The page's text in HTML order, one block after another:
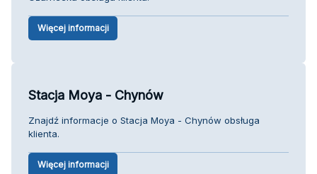
Więcej informacji
Stacja Moya - Chynów
Znajdź informacje o Stacja Moya - Chynów obsługa
klienta.
Więcej informacji